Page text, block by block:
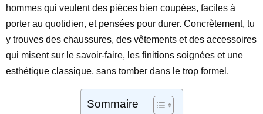
hommes qui veulent des pièces bien coupées, faciles à
porter au quotidien, et pensées pour durer. Concrètement, tu
y trouves des chaussures, des vêtements et des accessoires
qui misent sur le savoir-faire, les finitions soignées et une
esthétique classique, sans tomber dans le trop formel.
Sommaire